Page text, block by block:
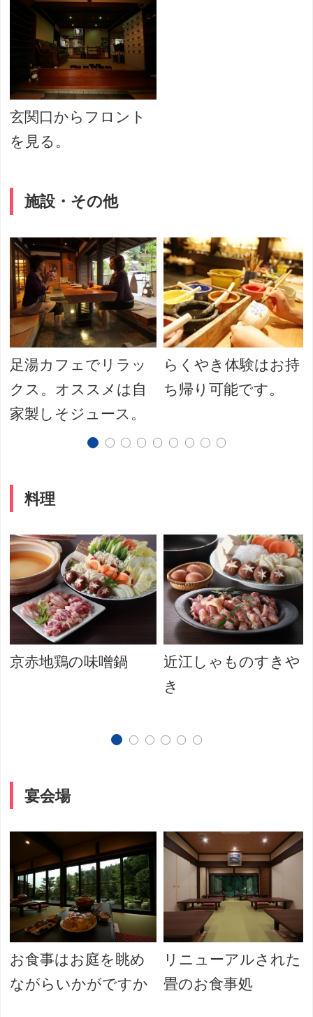
玄関口からフロント
を見る。
施設・その他
足湯カフェでリラッ
クス。オススメは自
家製しそジュース。
らくやき体験はお持
ち帰り可能です。
料理
京赤地鶏の味噌鍋
近江しゃものすきや
き
宴会場
お食事はお庭を眺め
ながらいかがですか
リニューアルされた
畳のお食事処